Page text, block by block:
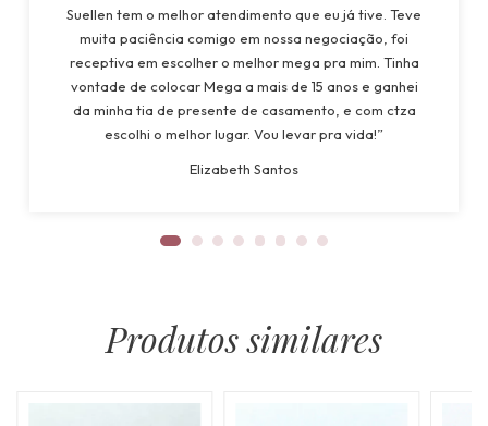
Suellen tem o melhor atendimento que eu já tive. Teve
muita paciência comigo em nossa negociação, foi
receptiva em escolher o melhor mega pra mim. Tinha
vontade de colocar Mega a mais de 15 anos e ganhei
da minha tia de presente de casamento, e com ctza
escolhi o melhor lugar. Vou levar pra vida!”
Elizabeth Santos
Produtos similares